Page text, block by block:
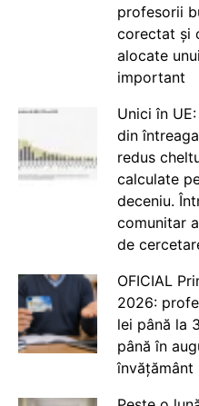
profesorii
corectat și
alocate
important
Unici în
din
redus
calculate
deceniu.
comunitar
de
OFICIAL
2026:
lei până la
până în
învățământ